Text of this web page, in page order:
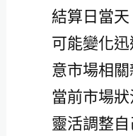
結算日當
可能變化
意市場相
當前市場
靈活調整